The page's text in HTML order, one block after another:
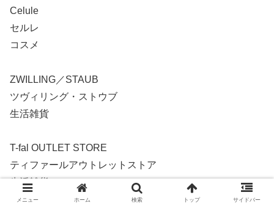
Celule
セルレ
コスメ
ZWILLING／STAUB
ツヴィリング・ストウブ
生活雑貨
T-fal OUTLET STORE
ティファールアウトレットストア
生活雑貨
メニュー ホーム 検索 トップ サイドバー